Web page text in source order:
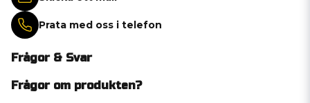
Prata med oss i telefon
Frågor & Svar
Frågor om produkten?